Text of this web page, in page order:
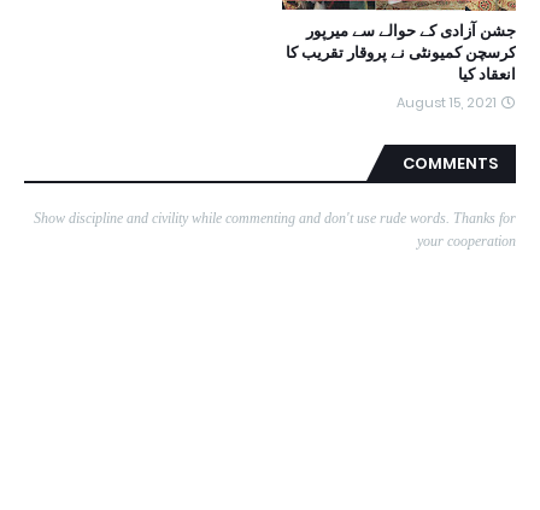
جشن آزادی کے حوالے سے میرپور
کرسچن کمیونٹی نے پروقار تقریب کا
انعقاد کیا
August 15, 2021
COMMENTS
Show discipline and civility while commenting and don't use rude words. Thanks for
your cooperation